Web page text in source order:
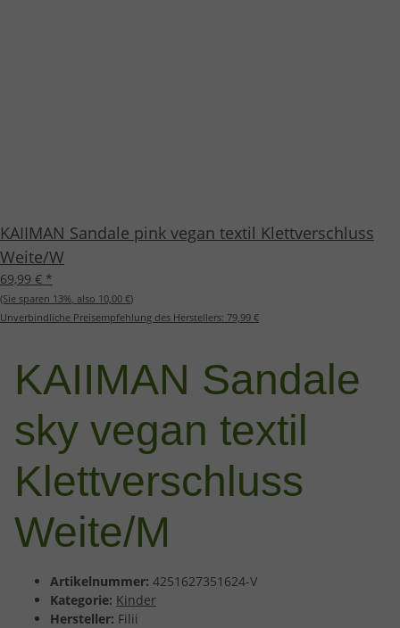
KAIIMAN Sandale pink vegan textil Klettverschluss
Weite/W
69,99 € *
(Sie sparen 13%, also 10,00 €)
Unverbindliche Preisempfehlung des Herstellers: 79,99 €
KAIIMAN Sandale
sky vegan textil
Klettverschluss
Weite/M
Artikelnummer: 4251627351624-V
Kategorie: Kinder
Hersteller: Filii